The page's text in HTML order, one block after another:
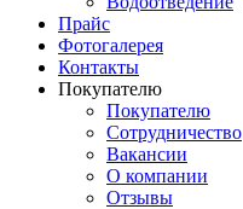
Прайс
Фотогалерея
Контакты
Покупателю
Покупателю
Сотрудничество
Вакансии
О компании
Отзывы